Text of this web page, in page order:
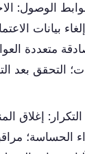
الوصول:
بيانات
متعددة
التحقق بعد
إغلاق
الحساسة؛